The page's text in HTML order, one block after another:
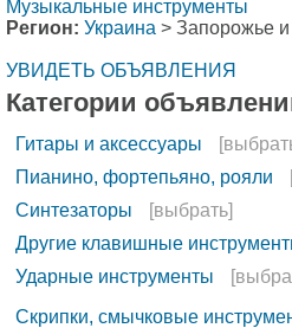
Музыкальные инструменты
Регион: Украина > Запорожье и
УВИДЕТЬ ОБЪЯВЛЕНИЯ
Категории
Гитары и аксессуары
Пианино, фортепьяно, рояли
Синтезаторы
[выбрать]
Другие клавишные
Ударные инструменты
Скрипки, смычковые